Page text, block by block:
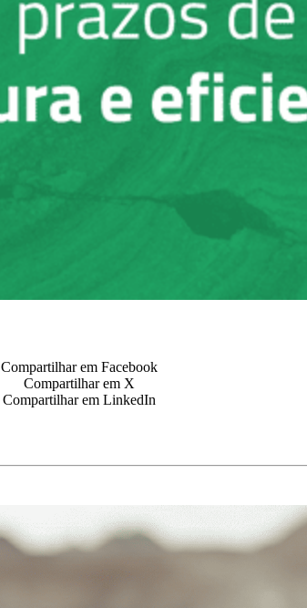
Compartilhar em Facebook
Compartilhar em X
Compartilhar em LinkedIn